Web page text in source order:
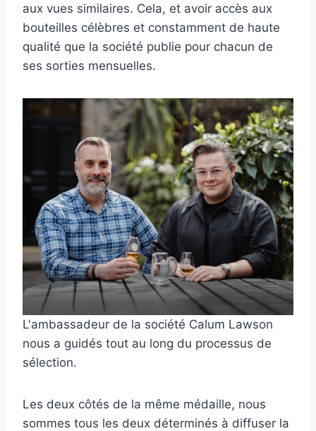
aux vues similaires. Cela, et avoir accès aux
bouteilles célèbres et constamment de haute
qualité que la société publie pour chacun de
ses sorties mensuelles.
L'ambassadeur de la société Calum Lawson
nous a guidés tout au long du processus de
sélection.
Les deux côtés de la même médaille, nous
sommes tous les deux déterminés à diffuser la